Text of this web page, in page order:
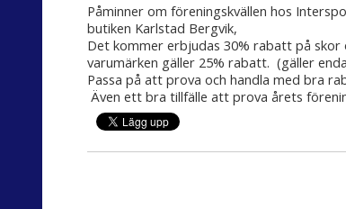
Påminner om föreningskvällen hos
butiken Karlstad Bergvik,
Det kommer erbjudas 30% rabatt på
varumärken gäller 25% rabatt. (gäller
Passa på att prova och handla med bra
Även ett bra tillfälle att prova årets